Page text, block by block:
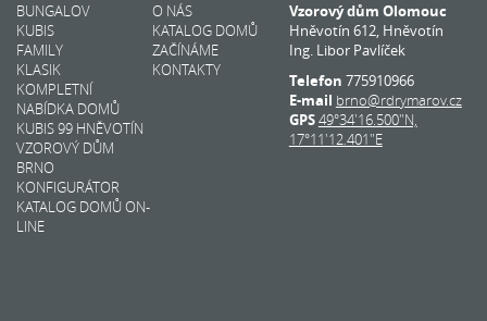
BUNGALOV
KUBIS
FAMILY
KLASIK
KOMPLETNÍ
NABÍDKA DOMŮ
KUBIS 99 HNĚVOTÍN
VZOROVÝ DŮM
BRNO
KONFIGURÁTOR
KATALOG DOMŮ ON-
LINE
O NÁS
KATALOG DOMŮ
ZAČÍNÁME
KONTAKTY
Vzorový dům Olomouc
Hněvotín 612, Hněvotín
Ing. Libor Pavlíček
Telefon 775910966
E-mail brno@rdrymarov.cz
GPS49°34'16.500"N,
17°11'12.401"E